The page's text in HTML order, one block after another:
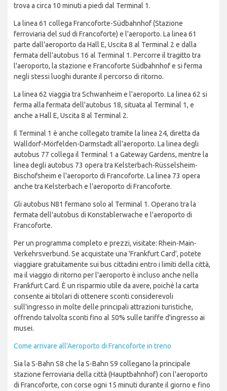
trova a circa 10 minuti a piedi dal Terminal 1.
La linea 61 collega Francoforte-Südbahnhof (Stazione
ferroviaria del sud di Francoforte) e l'aeroporto. La linea 61
parte dall'aeroporto da Hall E, Uscita 8 al Terminal 2 e dalla
fermata dell'autobus 16 al Terminal 1. Percorre il tragitto tra
l'aeroporto, la stazione e Francoforte Südbahnhof e si ferma
negli stessi luoghi durante il percorso di ritorno.
La linea 62 viaggia tra Schwanheim e l'aeroporto. La linea 62 si
ferma alla fermata dell'autobus 18, situata al Terminal 1, e
anche a Hall E, Uscita 8 al Terminal 2.
Il Terminal 1 è anche collegato tramite la linea 24, diretta da
Walldorf-Mörfelden-Darmstadt all'aeroporto. La linea degli
autobus 77 collega il Terminal 1 a Gateway Gardens, mentre la
linea degli autobus 73 opera tra Kelsterbach-Rüsselsheim-
Bischofsheim e l'aeroporto di Francoforte. La linea 73 opera
anche tra Kelsterbach e l'aeroporto di Francoforte.
Gli autobus N81 fermano solo al Terminal 1. Operano tra la
fermata dell'autobus di Konstablerwache e l'aeroporto di
Francoforte.
Per un programma completo e prezzi, visitate: Rhein-Main-
Verkehrsverbund. Se acquistate una 'Frankfurt Card', potete
viaggiare gratuitamente sui bus cittadini entro i limiti della città,
ma il viaggio di ritorno per l'aeroporto è incluso anche nella
Frankfurt Card. È un risparmio utile da avere, poiché la carta
consente ai titolari di ottenere sconti considerevoli
sull'ingresso in molte delle principali attrazioni turistiche,
offrendo talvolta sconti fino al 50% sulle tariffe d'ingresso ai
musei.
Come arrivare all'Aeroporto di Francoforte in treno
Sia la S-Bahn S8 che la S-Bahn S9 collegano la principale
stazione ferroviaria della città (Hauptbahnhof) con l'aeroporto
di Francoforte, con corse ogni 15 minuti durante il giorno e fino